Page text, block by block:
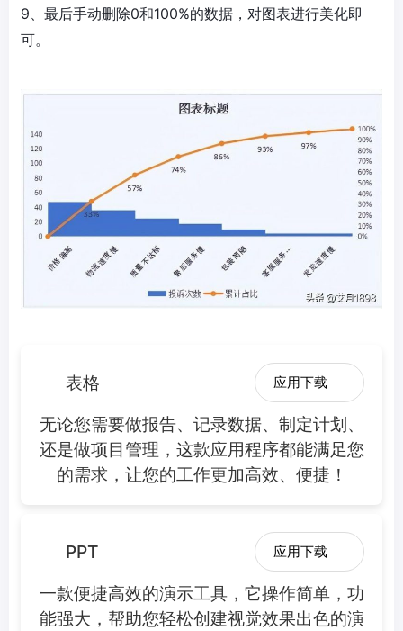
9、最后手动删除0和100%的数据，对图表进行美化即
可。
表格 应用下载
无论您需要做报告、记录数据、制定计划、
还是做项目管理，这款应用程序都能满足您
的需求，让您的工作更加高效、便捷！
PPT 应用下载
一款便捷高效的演示工具，它操作简单，功
能强大，帮助您轻松创建视觉效果出色的演